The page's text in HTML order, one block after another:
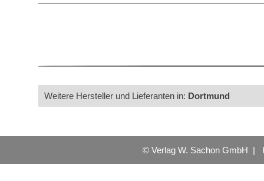
Weitere Hersteller und Lieferanten in: Dortmund
© Verlag W. Sachon GmbH |